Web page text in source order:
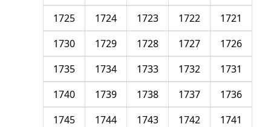
1721
1722
1723
1724
1725
1726
1727
1728
1729
1730
1731
1732
1733
1734
1735
1736
1737
1738
1739
1740
1741
1742
1743
1744
1745